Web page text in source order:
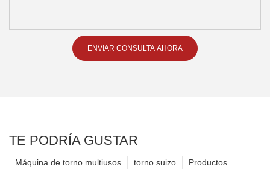
ENVIAR CONSULTA AHORA
TE PODRÍA GUSTAR
Productos
torno suizo
Máquina de torno multiusos